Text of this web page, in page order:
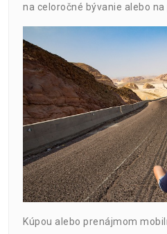
na celoročné bývanie alebo
Kúpou alebo prenájmom